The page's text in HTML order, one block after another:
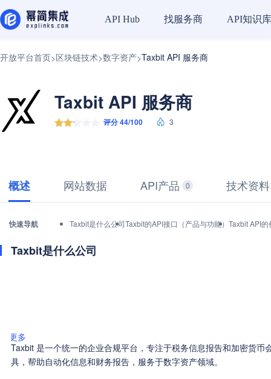
API Hub 找服务商 API知识库
开放平台首页>区块链技术>数字资产>Taxbit API 服务商
Taxbit API 服务商
评分 44/100 3
概述 网站数据 API产品 0 技术资料
快速导航 Taxbit是什么公司Taxbit的API接口（产品与功能） Taxbit API
Taxbit是什么公司
更多
Taxbit 是一个统一的企业合规平台，专注于税务信息报告和加密货币
具，帮助自动化信息和财务报告，服务于数字资产领域。